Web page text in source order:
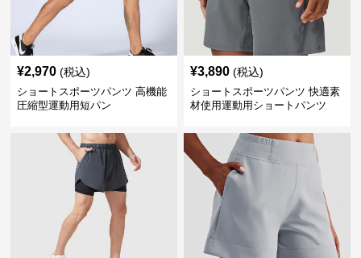
¥2,970 (税込)
ショートスポーツパンツ 高機能
圧縮型運動用短パン
¥3,890 (税込)
ショートスポーツパンツ 快適素
材使用運動用ショートパンツ